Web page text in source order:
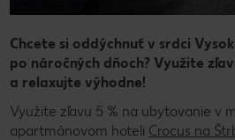
Chcete si oddýchnuť v srdci
po náročných dňoch? Využite
a relaxujte výhodne!
Využite zľavu 5 % na ubytovanie v
apartmánovom hoteli Crocus na